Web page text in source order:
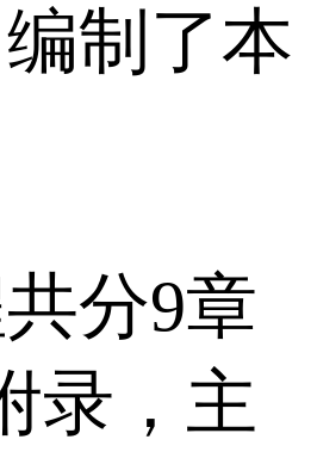
制了本
分9章
录，主